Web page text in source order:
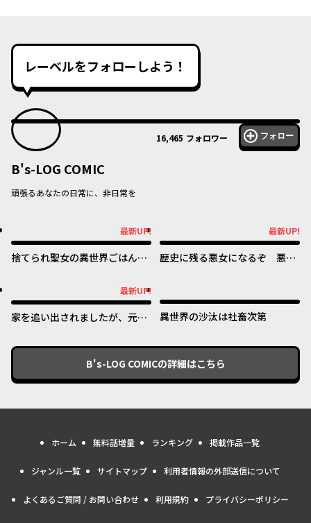
レーベルをフォローしよう！
16,465 フォロワー フォロー
B's-LOG COMIC
頑張るあなたの日常に、非日常を
最新UP!
捨てられ聖女の異世界ごはん
最新UP!
歴史に残る悪女になるぞ 悪役
最新UP!
家を追い出されましたが、元気
法と前世知識で快適便利なセカ
異世界の沙汰は社畜次第
B's-LOG COMICの詳細はこちら
ホーム 無料話増量 ランキング 掲載作品一覧
ジャンル一覧 サイトマップ 利用者情報の外部送信について
よくあるご質問 / お問い合わせ 利用規約 プライバシーポリシー